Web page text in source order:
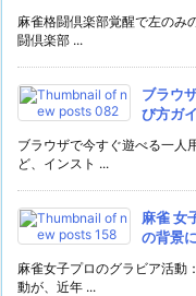
麻雀格闘倶楽部覚醒で左のみ
闘倶楽部 ...
ブラウ
び方ガ
ブラウザで今すぐ遊べる一人
ど、インスト ...
麻雀 女
の背景
麻雀女子プロのグラビア活動
動が、近年 ...